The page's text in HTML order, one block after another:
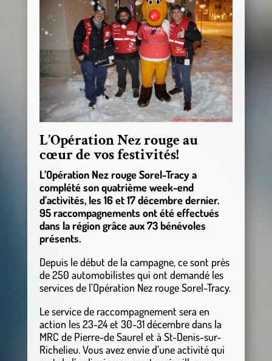
L’Opération Nez rouge au
cœur de vos festivités!
L’Opération Nez rouge Sorel-Tracy a
complété son quatrième week-end
d’activités, les 16 et 17 décembre dernier.
95 raccompagnements ont été effectués
dans la région grâce aux 73 bénévoles
présents.
Depuis le début de la campagne, ce sont près
de 250 automobilistes qui ont demandé les
services de l’Opération Nez rouge Sorel-Tracy.
Le service de raccompagnement sera en
action les 23-24 et 30-31 décembre dans la
MRC de Pierre-de Saurel et à St-Denis-sur-
Richelieu. Vous avez envie d’une activité qui